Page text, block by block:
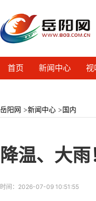
首页 新闻中心 视
岳阳网 >新闻中心 >国内
降温、大
时间： 2026-07-09 10:51:55